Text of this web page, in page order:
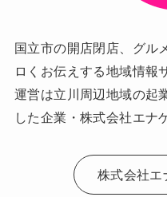
国立市の開店閉店、グル
ロくお伝えする地域情報
運営は立川周辺地域の起
した企業・株式会社エナ
株式会社エ